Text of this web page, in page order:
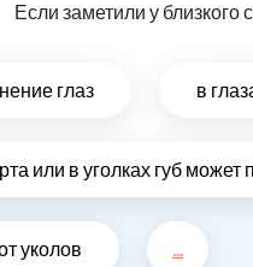
Если заметили у
глаз в
или в уголках губ
уколов ...